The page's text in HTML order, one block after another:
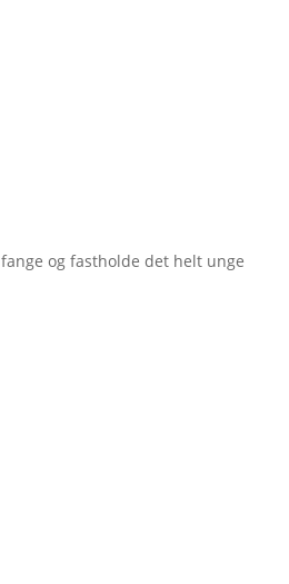
og fastholde det helt unge